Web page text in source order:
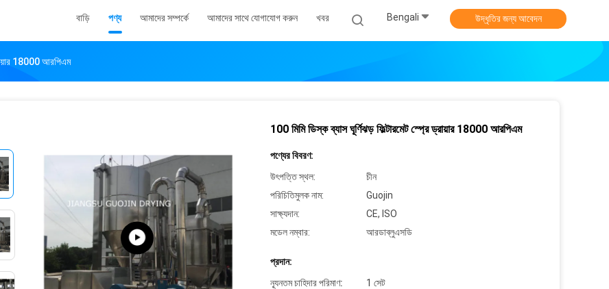
বাড়ি পণ্য আমাদের সম্পর্কে আমাদের সাথে যোগাযোগ করুন খবর Bengali উদ্ধৃতির জন্য আবেদন
18000 আরপিএম
100 মিমি ডিস্ক ব্যাস ঘূর্ণিঝড় ফিল্টারমেট স্প্রে ড্রায়ার 18000 আরপিএম
পণ্যের বিবরণ:
উৎপত্তি স্থল:
চীন
পরিচিতিমুলক নাম:
Guojin
সাক্ষ্যদান:
CE, ISO
মডেল নম্বার:
আরডাব্লুএসডি
প্রদান:
ন্যূনতম চাহিদার পরিমাণ:
1 সেট